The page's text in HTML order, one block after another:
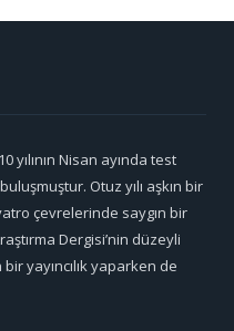
yılının Nisan ayında test
Otuz yılı aşkın bir
çevrelerinde saygın bir
Dergisi’nin düzeyli
yayıncılık yaparken de